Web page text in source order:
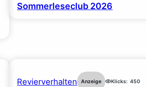
Sommerleseclub 2026
Revierverhalten Anzeige Klicks: 450